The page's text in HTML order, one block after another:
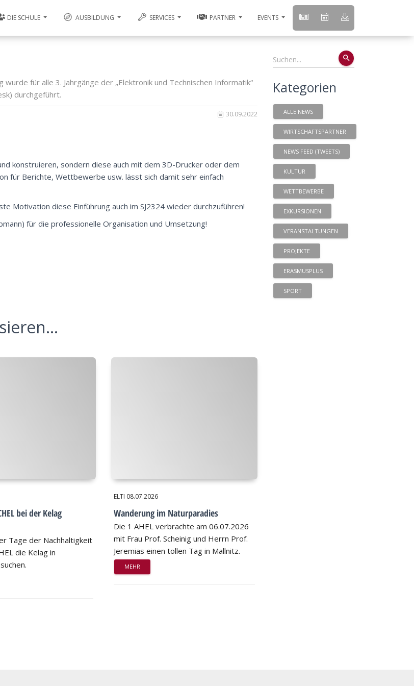
DIE SCHULE AUSBILDUNG SERVICES PARTNER EVENTS
für alle 3. Jahrgänge der „Elektronik und Technischen Informatik“
durchgeführt.
30.09.2022
konstruieren, sondern diese auch mit dem 3D-Drucker oder dem
für Berichte, Wettbewerbe usw. lässt sich damit sehr einfach
Motivation diese Einführung auch im SJ2324 wieder durchzuführen!
für die professionelle Organisation und Umsetzung!
bei der Kelag
Tage der Nachhaltigkeit
die Kelag in
ELTI 08.07.2026
Wanderung im Naturparadies
Die 1 AHEL verbrachte am 06.07.2026
mit Frau Prof. Scheinig und Herrn Prof.
Jeremias einen tollen Tag in Mallnitz.
MEHR
search
Kategorien
ALLE NEWS
WIRTSCHAFTSPARTNER
NEWS FEED (TWEETS)
KULTUR
WETTBEWERBE
EXKURSIONEN
VERANSTALTUNGEN
PROJEKTE
ERASMUSPLUS
SPORT